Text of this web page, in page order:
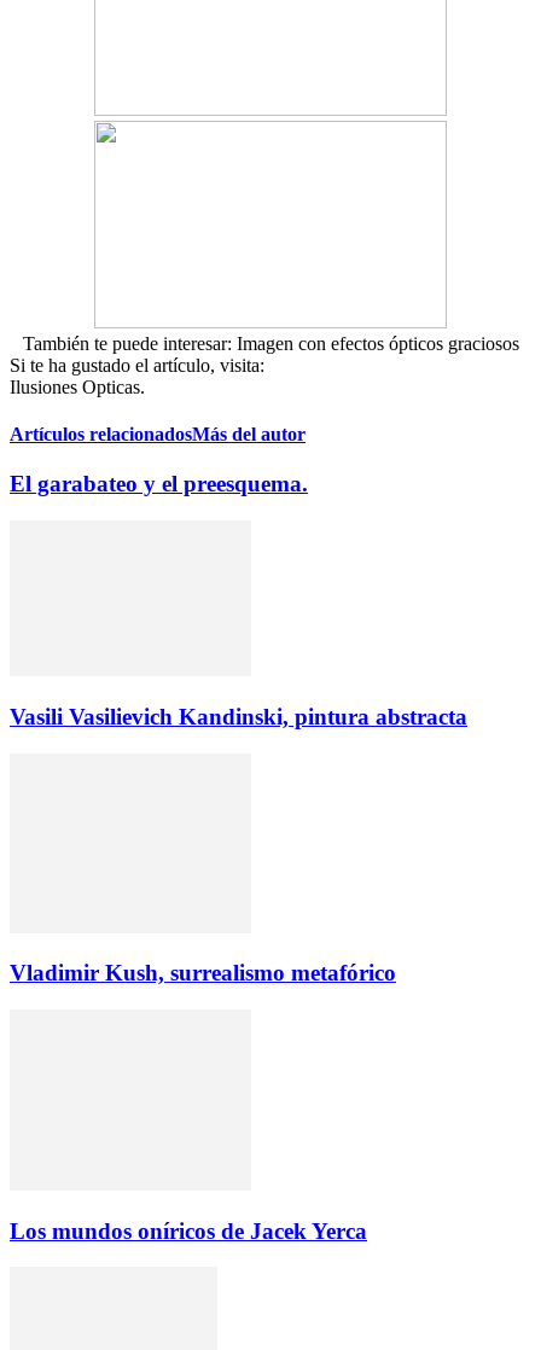
También te puede interesar: Imagen con efectos ópticos graciosos
Si te ha gustado el artículo, visita:
Ilusiones Opticas.
Artículos relacionadosMás del autor
El garabateo y el preesquema.
Vasili Vasilievich Kandinski, pintura abstracta
Vladimir Kush, surrealismo metafórico
Los mundos oníricos de Jacek Yerca